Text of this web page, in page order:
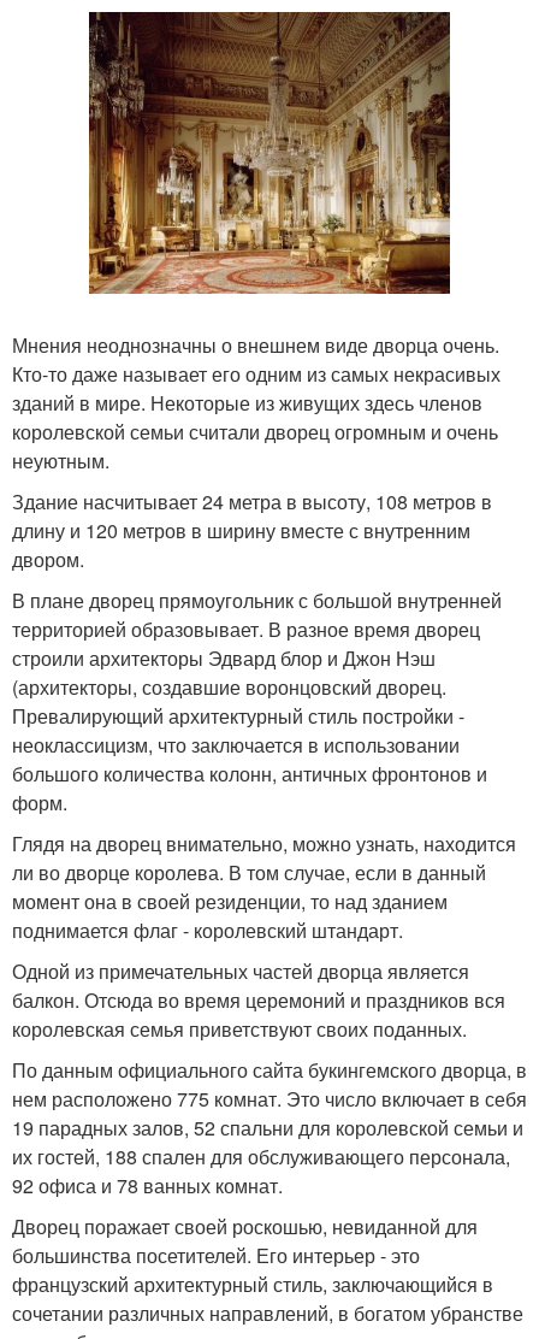
Мнения неоднозначны о внешнем виде дворца очень.
Кто-то даже называет его одним из самых некрасивых
зданий в мире. Некоторые из живущих здесь членов
королевской семьи считали дворец огромным и очень
неуютным.
Здание насчитывает 24 метра в высоту, 108 метров в
длину и 120 метров в ширину вместе с внутренним
двором.
В плане дворец прямоугольник с большой внутренней
территорией образовывает. В разное время дворец
строили архитекторы Эдвард блор и Джон Нэш
(архитекторы, создавшие воронцовский дворец.
Превалирующий архитектурный стиль постройки -
неоклассицизм, что заключается в использовании
большого количества колонн, античных фронтонов и
форм.
Глядя на дворец внимательно, можно узнать, находится
ли во дворце королева. В том случае, если в данный
момент она в своей резиденции, то над зданием
поднимается флаг - королевский штандарт.
Одной из примечательных частей дворца является
балкон. Отсюда во время церемоний и праздников вся
королевская семья приветствуют своих поданных.
По данным официального сайта букингемского дворца, в
нем расположено 775 комнат. Это число включает в себя
19 парадных залов, 52 спальни для королевской семьи и
их гостей, 188 спален для обслуживающего персонала,
92 офиса и 78 ванных комнат.
Дворец поражает своей роскошью, невиданной для
большинства посетителей. Его интерьер - это
французский архитектурный стиль, заключающийся в
сочетании различных направлений, в богатом убранстве